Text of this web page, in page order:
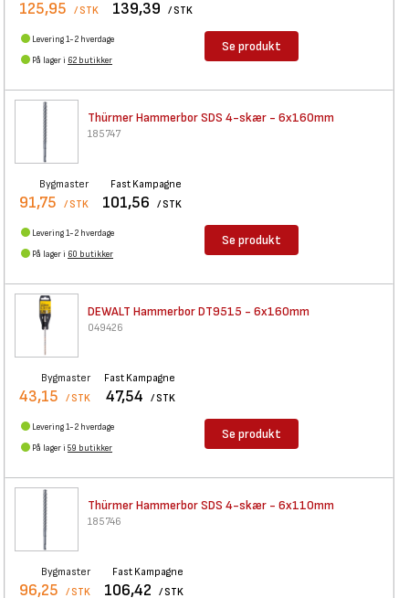
125,95 / STK 139,39 / STK
Levering 1-2 hverdage
På lager i 62 butikker
Se produkt
Thürmer Hammerbor SDS 4-skær - 6x160mm
185747
Bygmaster
91,75 / STK
Fast Kampagne
101,56 / STK
Levering 1-2 hverdage
På lager i 60 butikker
Se produkt
DEWALT Hammerbor DT9515 - 6x160mm
049426
Bygmaster
43,15 / STK
Fast Kampagne
47,54 / STK
Levering 1-2 hverdage
På lager i 59 butikker
Se produkt
Thürmer Hammerbor SDS 4-skær - 6x110mm
185746
Bygmaster
96,25 / STK
Fast Kampagne
106,42 / STK